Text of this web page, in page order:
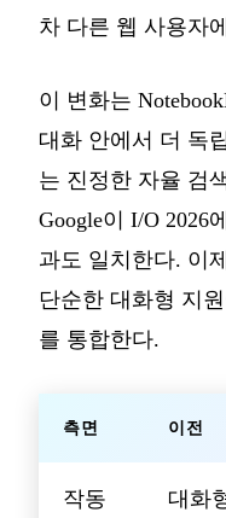
차 다른 웹 사용자
이 변화는
대화 안에서 더 독
는 진정한 자율 검
Google이 I/O 2026
과도 일치한다. 이
단순한 대화형 지
를 통합한다.
측면 이전
작동
대화